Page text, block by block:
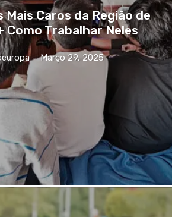
Mais Caros da Região de
Como Trabalhar Neles
- Março 29, 2025